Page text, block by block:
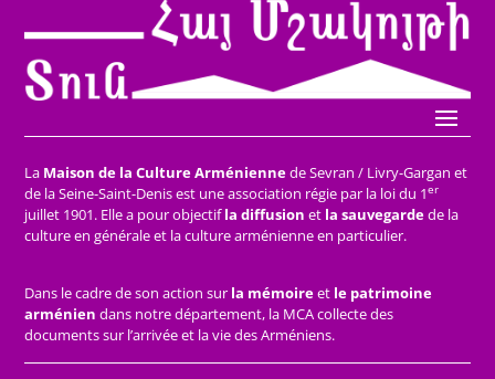
La Maison de la Culture Arméniennede Sevran / Livry-Gargan et
de la Seine-Saint-Denis est une association régie par la loi du 1er
juillet 1901. Elle a pour objectifla diffusion et la sauvegardede la
culture en générale et la culture arménienne en particulier.
Dans le cadre de son action sur la mémoireet le patrimoine
arménien dans notre département, la MCA collecte des
documents sur l’arrivée et la vie des Arméniens.